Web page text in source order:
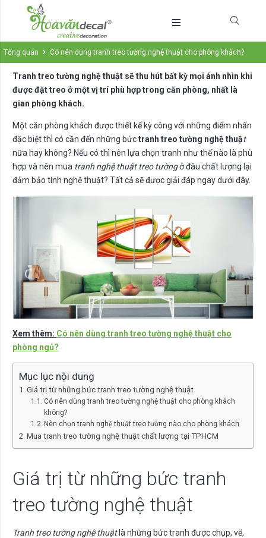
Tổng quan Có nên dùng tranh treo tường nghệ thuật cho phòng khách?
Tranh treo tường nghệ thuật sẽ thu hút bất kỳ mọi ánh nhìn khi
được đặt treo ở một vị trí phù hợp trong căn phòng, nhất là
gian phòng khách.
Một căn phòng khách được thiết kế kỳ công với những điểm nhấn
đặc biệt thì có cần đến những bứctranh treo tường nghệ thuật
nữa hay không? Nếu có thì nên lựa chọn tranh như thế nào là phù
hợp và nên mua tranh nghệ thuật treo tườngở đâu chất lượng lại
đảm bảo tính nghệ thuật? Tất cả sẽ được giải đáp ngay dưới đây.
Xem thêm: Có nên dùng tranh treo tường nghệ thuật cho
phòng ngủ?
Mục lục nội dung
Giá trị từ những bức tranh treo tường nghệ thuật
Có nên dùng tranh treo tường nghệ thuật cho phòng khách
không?
Nên chọn tranh nghệ thuật treo tường nào cho phòng khách
Mua tranh treo tường nghệ thuật chất lượng tại TPHCM
Giá trị từ những bức tranh
treo tường nghệ thuật
Tranh treo tường nghệ thuậtlà những bức tranh được chụp, vẽ,